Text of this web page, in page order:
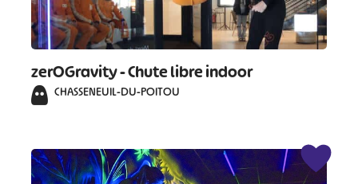
zerOGravity - Chute libre indoor
CHASSENEUIL-DU-POITOU
#
#